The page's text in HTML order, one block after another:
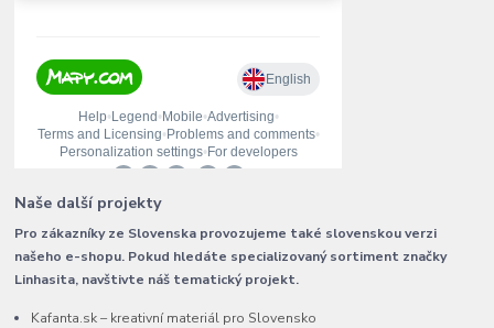
Naše další projekty
Pro zákazníky ze Slovenska provozujeme také slovenskou verzi
našeho e-shopu. Pokud hledáte specializovaný sortiment značky
Linhasita, navštivte náš tematický projekt.
Kafanta.sk – kreativní materiál pro Slovensko